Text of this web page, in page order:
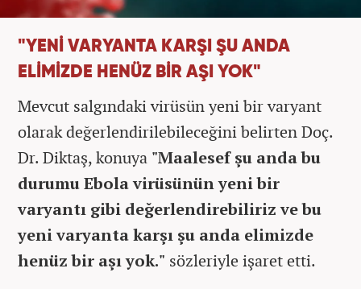
"YENİ VARYANTA KARŞI ŞU ANDA
ELİMİZDE HENÜZ BİR AŞI YOK"
Mevcut salgındaki virüsün yeni bir varyant
olarak değerlendirilebileceğini belirten Doç.
Dr. Diktaş, konuya "Maalesef şu anda bu
durumu Ebola virüsünün yeni bir
varyantı gibi değerlendirebiliriz ve bu
yeni varyanta karşı şu anda elimizde
henüz bir aşı yok." sözleriyle işaret etti.